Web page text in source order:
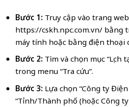
Bước 1: Truy cập vào trang
https://cskh.npc.com.vn/ bằng
máy tính hoặc bằng điện thoại
Bước 2: Tìm và chọn mục “Lịch
trong menu “Tra cứu”.
Bước 3: Lựa chọn “Công ty
“Tỉnh/Thành phố (hoặc Công ty